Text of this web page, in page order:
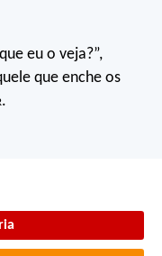
eu o veja?”,
que enche os
.